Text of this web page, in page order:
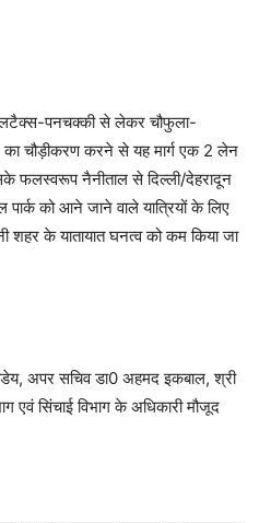
पनचक्की से लेकर चौफुला-
का चौड़ीकरण करने से यह मार्ग एक 2 लेन
फलस्वरूप नैनीताल से दिल्ली/देहरादून
पार्क को आने जाने वाले यात्रियों के लिए
शहर के यातायात घनत्व को कम किया जा
अपर सचिव डा0 अहमद इकबाल, श्री
एवं सिंचाई विभाग के अधिकारी मौजूद